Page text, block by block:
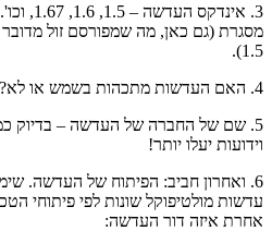
3.
מסגרת (גם כאן, מה שמפורסם זול
1.5).
4. האם העדשות מתכהות בשמש או לא?
5. שם של החברה של העדשה – בדיוק
וידועות יעלו יותר!
6. ואחרון חביב: הפיתוח של העדשה.
עדשות מולטיפוקל שונות לפי פיתוחי
אחרת איזה דור העדשה: